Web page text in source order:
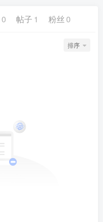
0 帖子 1 粉丝 0
排序